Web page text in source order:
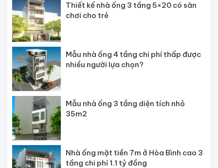
Thiết kế nhà ống 3 tầng 5×20 có sân
chơi cho trẻ
Mẫu nhà ống 4 tầng chi phí thấp được
nhiều người lựa chọn?
Mẫu nhà ống 3 tầng diện tích nhỏ
35m2
Nhà ống mặt tiền 7m ở Hòa Bình cao 3
tầng chi phí 1.1 tỷ đồng